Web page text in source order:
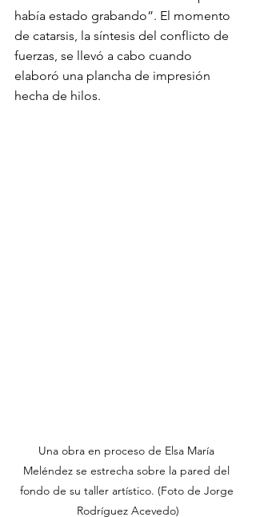
había estado grabando”. El momento
de catarsis, la síntesis del conflicto de
fuerzas, se llevó a cabo cuando
elaboró una plancha de impresión
hecha de hilos.
Una obra en proceso de Elsa María
Meléndez se estrecha sobre la pared del
fondo de su taller artístico. (Foto de Jorge
Rodríguez Acevedo)